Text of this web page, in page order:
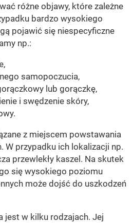
różne objawy, które zależne
bardzo wysokiego
pojawić się niespecyficzne
np.:
samopoczucia,
lub gorączkę,
i swędzenie skóry,
z miejscem powstawania
W przypadku ich lokalizacji np.
przewlekły kaszel. Na skutek
się wysokiego poziomu
może dojść do uszkodzeń
jest w kilku rodzajach. Jej